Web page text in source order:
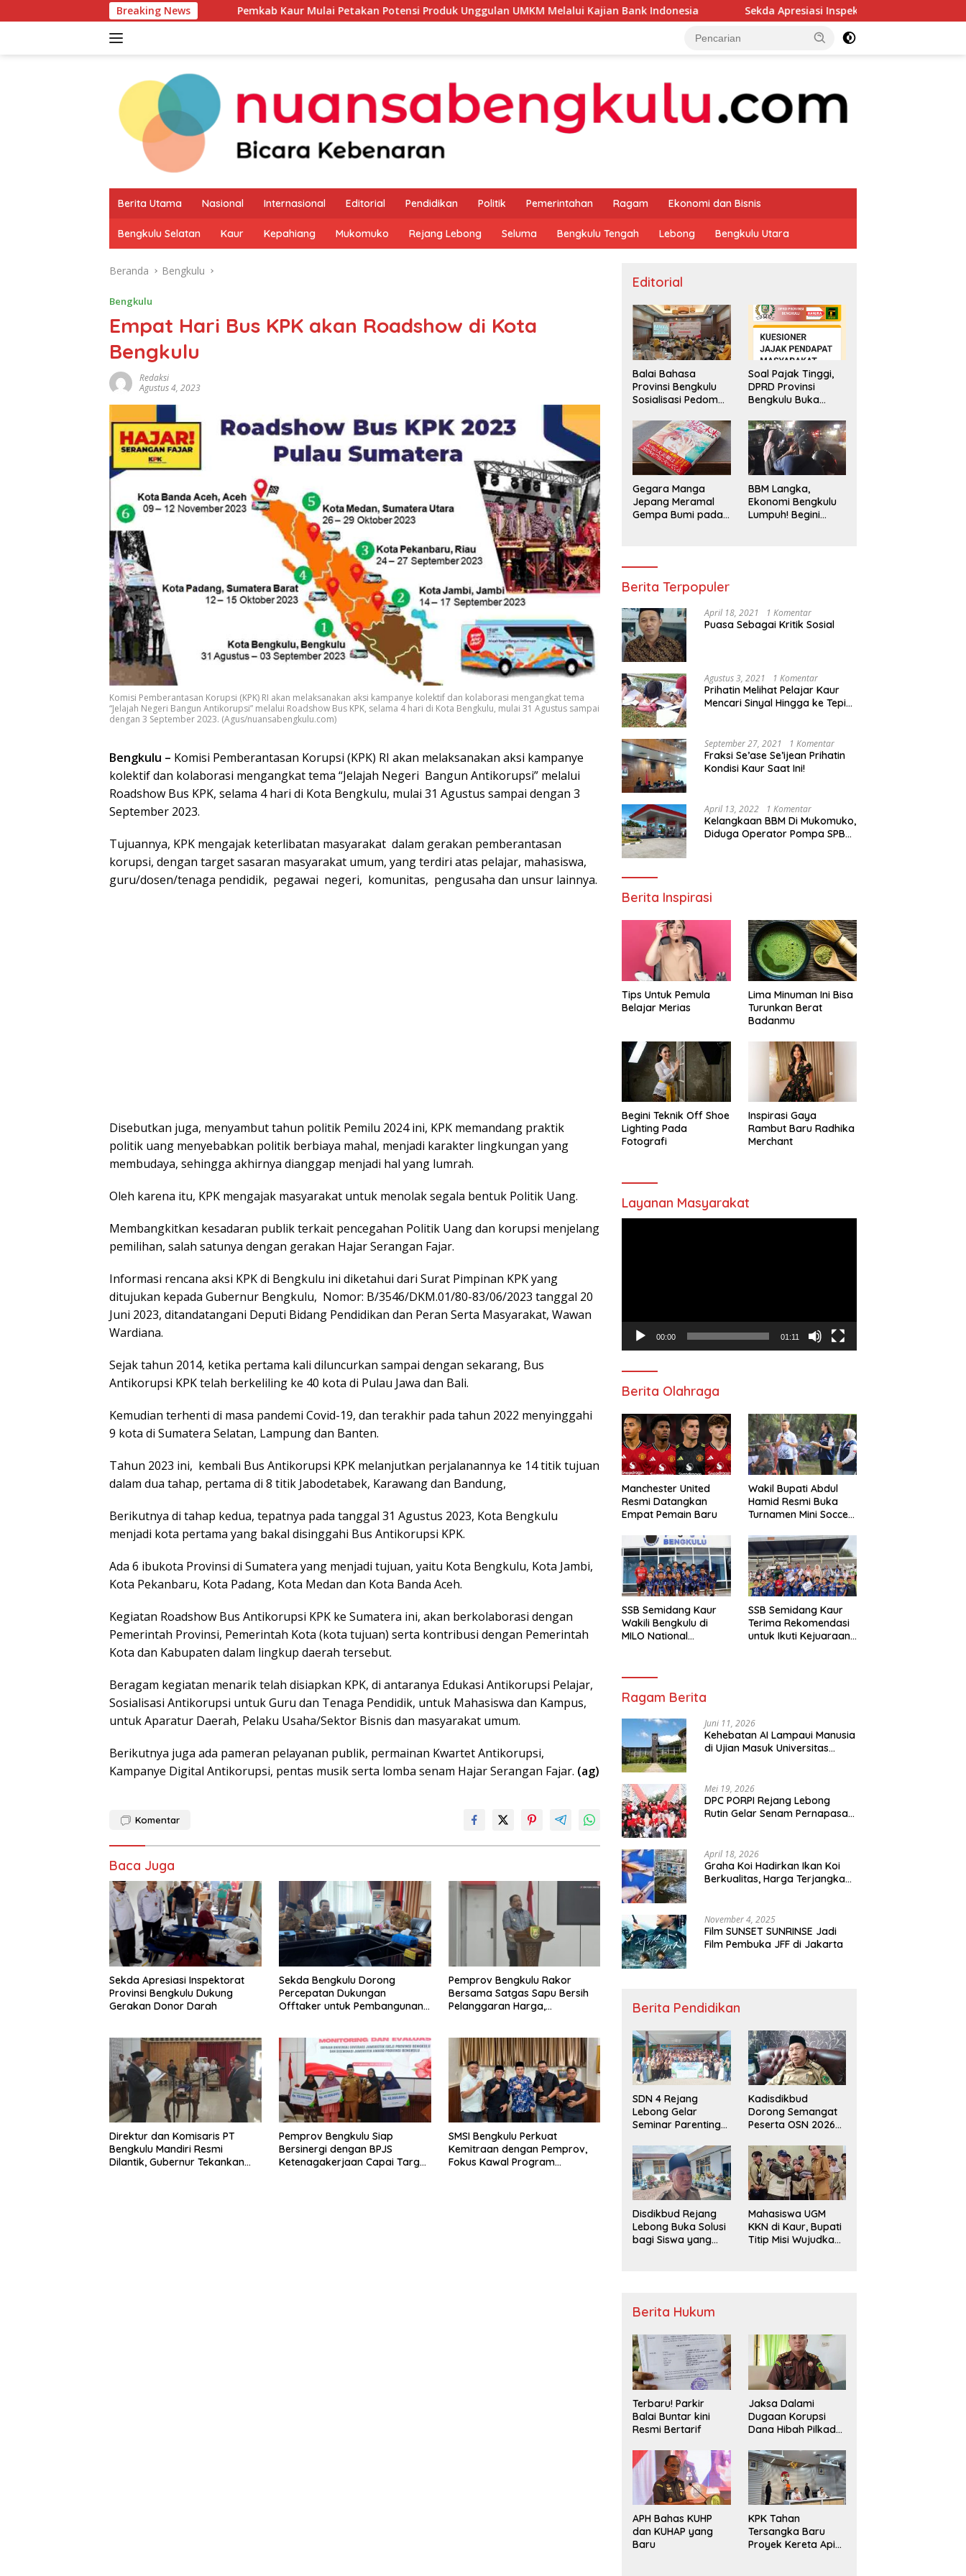
ke
Breaking NewsPemkab Kaur Mulai Petakan Potensi Produk Unggulan UMKM Melalui Kajian Bank Indonesia Sekda Apresiasi Inspektorat Provinsi Bengkulu Dukung
Berita Utama Nasional Internasional Editorial Pendidikan Politik Pemerintahan Ragam Ekonomi dan Bisnis
Bengkulu Selatan Kaur Kepahiang Mukomuko Rejang Lebong Seluma Bengkulu Tengah Lebong Bengkulu Utara
Beranda Bengkulu
Bengkulu
Empat Hari Bus KPK akan Roadshow di Kota
Bengkulu
Redaksi
Agustus 4, 2023
Komisi Pemberantasan Korupsi (KPK) RI akan melaksanakan aksi kampanye kolektif dan kolaborasi mengangkat tema
“Jelajah Negeri Bangun Antikorupsi” melalui Roadshow Bus KPK, selama 4 hari di Kota Bengkulu, mulai 31 Agustus sampai
dengan 3 September 2023. (Agus/nuansabengkulu.com)
Bengkulu – Komisi Pemberantasan Korupsi (KPK) RI akan melaksanakan aksi kampanye
kolektif dan kolaborasi mengangkat tema “Jelajah Negeri Bangun Antikorupsi” melalui
Roadshow Bus KPK, selama 4 hari di Kota Bengkulu, mulai 31 Agustus sampai dengan 3
September 2023.
Tujuannya, KPK mengajak keterlibatan masyarakat dalam gerakan pemberantasan
korupsi, dengan target sasaran masyarakat umum, yang terdiri atas pelajar, mahasiswa,
guru/dosen/tenaga pendidik, pegawai negeri, komunitas, pengusaha dan unsur lainnya.
Disebutkan juga, menyambut tahun politik Pemilu 2024 ini, KPK memandang praktik
politik uang menyebabkan politik berbiaya mahal, menjadi karakter lingkungan yang
membudaya, sehingga akhirnya dianggap menjadi hal yang lumrah.
Oleh karena itu, KPK mengajak masyarakat untuk menolak segala bentuk Politik Uang.
Membangkitkan kesadaran publik terkait pencegahan Politik Uang dan korupsi menjelang
pemilihan, salah satunya dengan gerakan Hajar Serangan Fajar.
Informasi rencana aksi KPK di Bengkulu ini diketahui dari Surat Pimpinan KPK yang
ditujukan kepada Gubernur Bengkulu, Nomor: B/3546/DKM.01/80-83/06/2023 tanggal 20
Juni 2023, ditandatangani Deputi Bidang Pendidikan dan Peran Serta Masyarakat, Wawan
Wardiana.
Sejak tahun 2014, ketika pertama kali diluncurkan sampai dengan sekarang, Bus
Antikorupsi KPK telah berkeliling ke 40 kota di Pulau Jawa dan Bali.
Kemudian terhenti di masa pandemi Covid-19, dan terakhir pada tahun 2022 menyinggahi
9 kota di Sumatera Selatan, Lampung dan Banten.
Tahun 2023 ini, kembali Bus Antikorupsi KPK melanjutkan perjalanannya ke 14 titik tujuan
dalam dua tahap, pertama di 8 titik Jabodetabek, Karawang dan Bandung,
Berikutnya di tahap kedua, tepatnya pada tanggal 31 Agustus 2023, Kota Bengkulu
menjadi kota pertama yang bakal disinggahi Bus Antikorupsi KPK.
Ada 6 ibukota Provinsi di Sumatera yang menjadi tujuan, yaitu Kota Bengkulu, Kota Jambi,
Kota Pekanbaru, Kota Padang, Kota Medan dan Kota Banda Aceh.
Kegiatan Roadshow Bus Antikorupsi KPK ke Sumatera ini, akan berkolaborasi dengan
Pemerintah Provinsi, Pemerintah Kota (kota tujuan) serta kontribusi dengan Pemerintah
Kota dan Kabupaten dalam lingkup daerah tersebut.
Beragam kegiatan menarik telah disiapkan KPK, di antaranya Edukasi Antikorupsi Pelajar,
Sosialisasi Antikorupsi untuk Guru dan Tenaga Pendidik, untuk Mahasiswa dan Kampus,
untuk Aparatur Daerah, Pelaku Usaha/Sektor Bisnis dan masyarakat umum.
Berikutnya juga ada pameran pelayanan publik, permainan Kwartet Antikorupsi,
Kampanye Digital Antikorupsi, pentas musik serta lomba senam Hajar Serangan Fajar. (ag)
Komentar
Baca Juga
Sekda Apresiasi Inspektorat
Provinsi Bengkulu Dukung
Gerakan Donor Darah
Sekda Bengkulu Dorong
Percepatan Dukungan
Offtaker untuk Pembangunan
Pemprov Bengkulu Rakor
Bersama Satgas Sapu Bersih
Pelanggaran Harga,
Sorotan
Direktur dan Komisaris PT
Bengkulu Mandiri Resmi
Dilantik, Gubernur Tekankan
Pemprov Bengkulu Siap
Bersinergi dengan BPJS
Ketenagakerjaan Capai Target
SMSI Bengkulu Perkuat
Kemitraan dengan Pemprov,
Fokus Kawal Program
Editorial
Balai Bahasa
Provinsi Bengkulu
Sosialisasi Pedoman
Penggunaan
Bahasa Indonesia
Soal Pajak Tinggi,
DPRD Provinsi
Bengkulu Buka
Pengaduan
Masyarakat
Gegara Manga
Jepang Meramal
Gempa Bumi pada
BBM Langka,
Ekonomi Bengkulu
Lumpuh! Begini
Berita Terpopuler
April 18, 2021 1 Komentar
Puasa Sebagai Kritik Sosial
Agustus 3, 2021 1 Komentar
Prihatin Melihat Pelajar Kaur
Mencari Sinyal Hingga ke Tepi
Segera Bertindak
September 27, 2021 1 Komentar
Fraksi Se’ase Se’ijean Prihatin
Kondisi Kaur Saat Ini!
April 13, 2022 1 Komentar
Kelangkaan BBM Di Mukomuko,
Diduga Operator Pompa SPBU
Berita Inspirasi
Tips Untuk Pemula
Belajar Merias
Lima Minuman Ini Bisa
Turunkan Berat
Badanmu
Begini Teknik Off Shoe
Lighting Pada
Fotografi
Inspirasi Gaya
Rambut Baru Radhika
Merchant
Layanan Masyarakat
00:00 01:11
Berita Olahraga
Manchester United
Resmi Datangkan
Empat Pemain Baru
Wakil Bupati Abdul
Hamid Resmi Buka
Turnamen Mini Soccer
SSB Semidang Kaur
Wakili Bengkulu di
MILO National
SSB Semidang Kaur
Terima Rekomendasi
untuk Ikuti Kejuaraan
Ragam Berita
Juni 11, 2026
Kehebatan AI Lampaui Manusia
di Ujian Masuk Universitas
Mei 19, 2026
DPC PORPI Rejang Lebong
Rutin Gelar Senam Pernapasan
April 18, 2026
Graha Koi Hadirkan Ikan Koi
Berkualitas, Harga Terjangkau
November 4, 2025
Film SUNSET SUNRINSE Jadi
Film Pembuka JFF di Jakarta
Berita Pendidikan
SDN 4 Rejang
Lebong Gelar
Seminar Parenting
Bullying,
Kadisdikbud: Patut
Jadi Contoh
Kadisdikbud
Dorong Semangat
Peserta OSN 2026
Disdikbud Rejang
Lebong Buka Solusi
bagi Siswa yang
Mahasiswa UGM
KKN di Kaur, Bupati
Titip Misi Wujudkan
Berita Hukum
Terbaru! Parkir
Balai Buntar kini
Resmi Bertarif
Jaksa Dalami
Dugaan Korupsi
Dana Hibah Pilkada
Kaur
APH Bahas KUHP
dan KUHAP yang
Baru
KPK Tahan
Tersangka Baru
Proyek Kereta Api